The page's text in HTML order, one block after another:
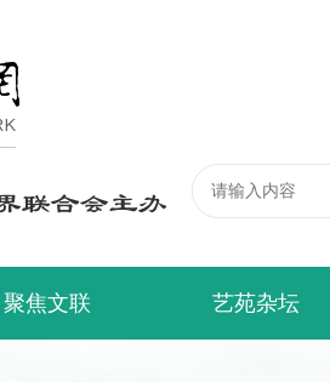
聚焦文联 艺苑杂坛